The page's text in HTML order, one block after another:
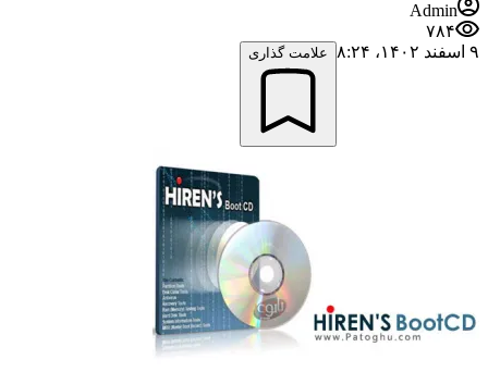
Admin
۷۸۴
۹ اسفند ۱۴۰۲،‏ ۸:۲۴
علامت گذاری